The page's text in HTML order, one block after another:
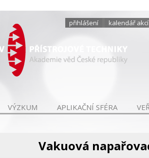
přihlášení kalendář akcí
VÝZKUM APLIKAČNÍ SFÉRA
Vakuová